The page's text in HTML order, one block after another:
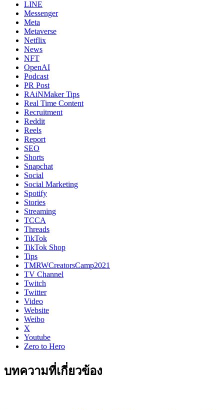
LINE
Messenger
Meta
Metaverse
Netflix
News
NFT
OpenAI
Podcast
PR Post
RAiNMaker Tips
Real Time Content
Recruitment
Reddit
Reels
Report
SEO
Shorts
Snapchat
Social
Social Marketing
Spotify
Stories
Streaming
TCCA
Threads
TikTok
TikTok Shop
Tips
TMRWCreatorsCamp2021
TV Channel
Twitch
Twitter
Video
Website
Weibo
X
Youtube
Zero to Hero
บทความที่เกี่ยวข้อง